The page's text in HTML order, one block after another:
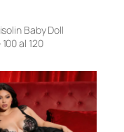
Baby Doll
al 120